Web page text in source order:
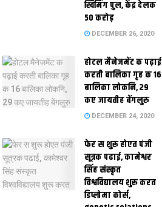
स्विमिंग पुल, केंद्र देलक
50 करोड़
DECEMBER 26, 2020
होटल मैनेजमेंट क पढ़ाई
करती बालिका गृह क 16
बालिका लोकनि, 29
कए जायतीह बेंगलुरु
DECEMBER 24, 2020
फेर स शुरू होएत पंजी
सूत्रक पढाई, कामेश्वर
सिंह संस्कृत
विश्वविद्यालय शुरू करत
डिप्लोमा कोर्स,